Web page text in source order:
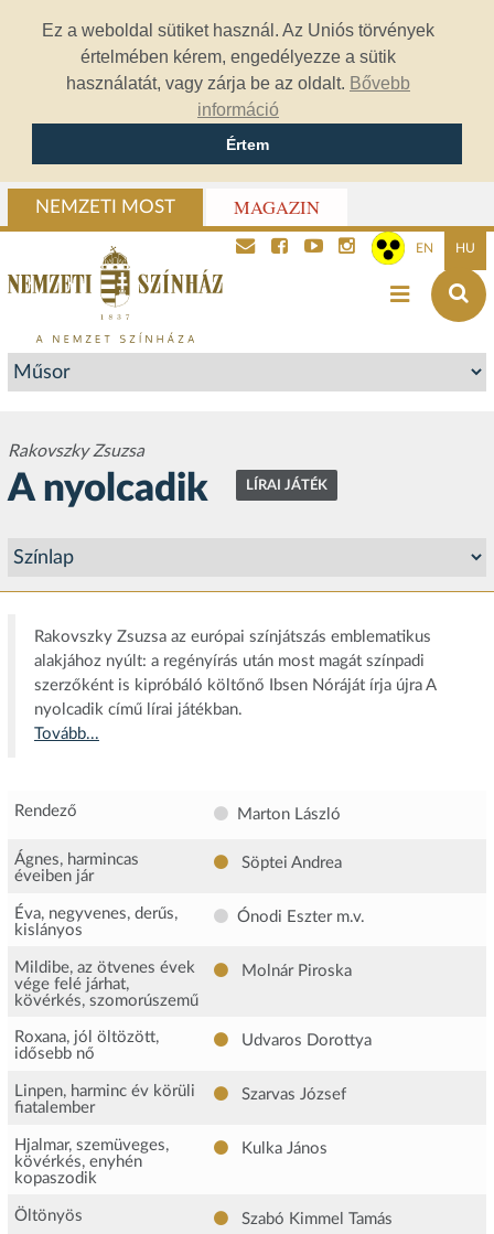
Ez a weboldal sütiket használ. Az Uniós törvények
értelmében kérem, engedélyezze a sütik
használatát, vagy zárja be az oldalt. Bővebb
információ
Értem
NEMZETI MOST MAGAZIN
EN HU
Rakovszky Zsuzsa
A nyolcadik LÍRAI JÁTÉK
Rakovszky Zsuzsa az európai színjátszás emblematikus
alakjához nyúlt: a regényírás után most magát színpadi
szerzőként is kipróbáló költőnő Ibsen Nóráját írja újra A
nyolcadik című lírai játékban.
Tovább...
Rendező Marton László
Ágnes, harmincas
éveiben jár
Söptei Andrea
Éva, negyvenes, derűs,
kislányos
Ónodi Eszter m.v.
Mildibe, az ötvenes évek
vége felé járhat,
kövérkés, szomorúszemű
Molnár Piroska
Roxana, jól öltözött,
idősebb nő
Udvaros Dorottya
Linpen, harminc év körüli
fiatalember
Szarvas József
Hjalmar, szemüveges,
kövérkés, enyhén
kopaszodik
Kulka János
Öltönyös Szabó Kimmel Tamás